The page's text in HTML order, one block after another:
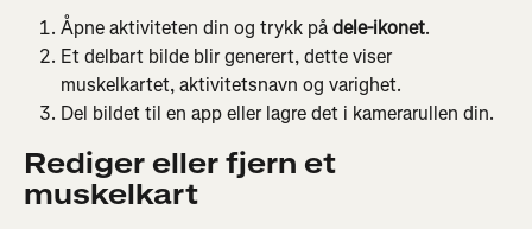
Åpne aktiviteten din og trykk på dele-ikonet.
Et delbart bilde blir generert, dette viser
muskelkartet, aktivitetsnavn og varighet.
Del bildet til en app eller lagre det i kamerarullen din.
Rediger eller fjern et
muskelkart